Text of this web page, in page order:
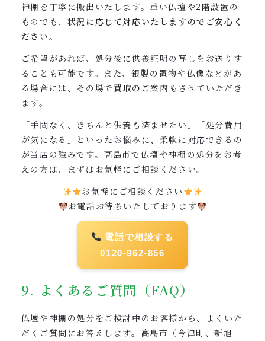
神棚を丁寧に搬出いたします。重い仏壇や2階設置の
ものでも、 状況に応じて対応いたしますのでご安心く
ださい。
ご希望があれば、処分後に供養証明の写しをお送りす
ることも可能です。また、銀製の置物や仏像などがあ
る場合には、その場で 買取のご案内 もさせていただき
ます。
「手間なく、きちんと供養も済ませたい」「処分費用
が気になる」といったお悩みに、柔軟に対応できるの
が当店の強みです。高島市で仏壇や神棚の処分をお考
えの方は、まずはお気軽にご相談ください。
お気軽にご相談ください
お電話お待ちいたしております
電話で相談する
0120-962-856
9. よくあるご質問（FAQ）
仏壇や神棚の処分をご検討中のお客様から、よくいた
だくご質問にお答えします。高島市（今津町、新旭